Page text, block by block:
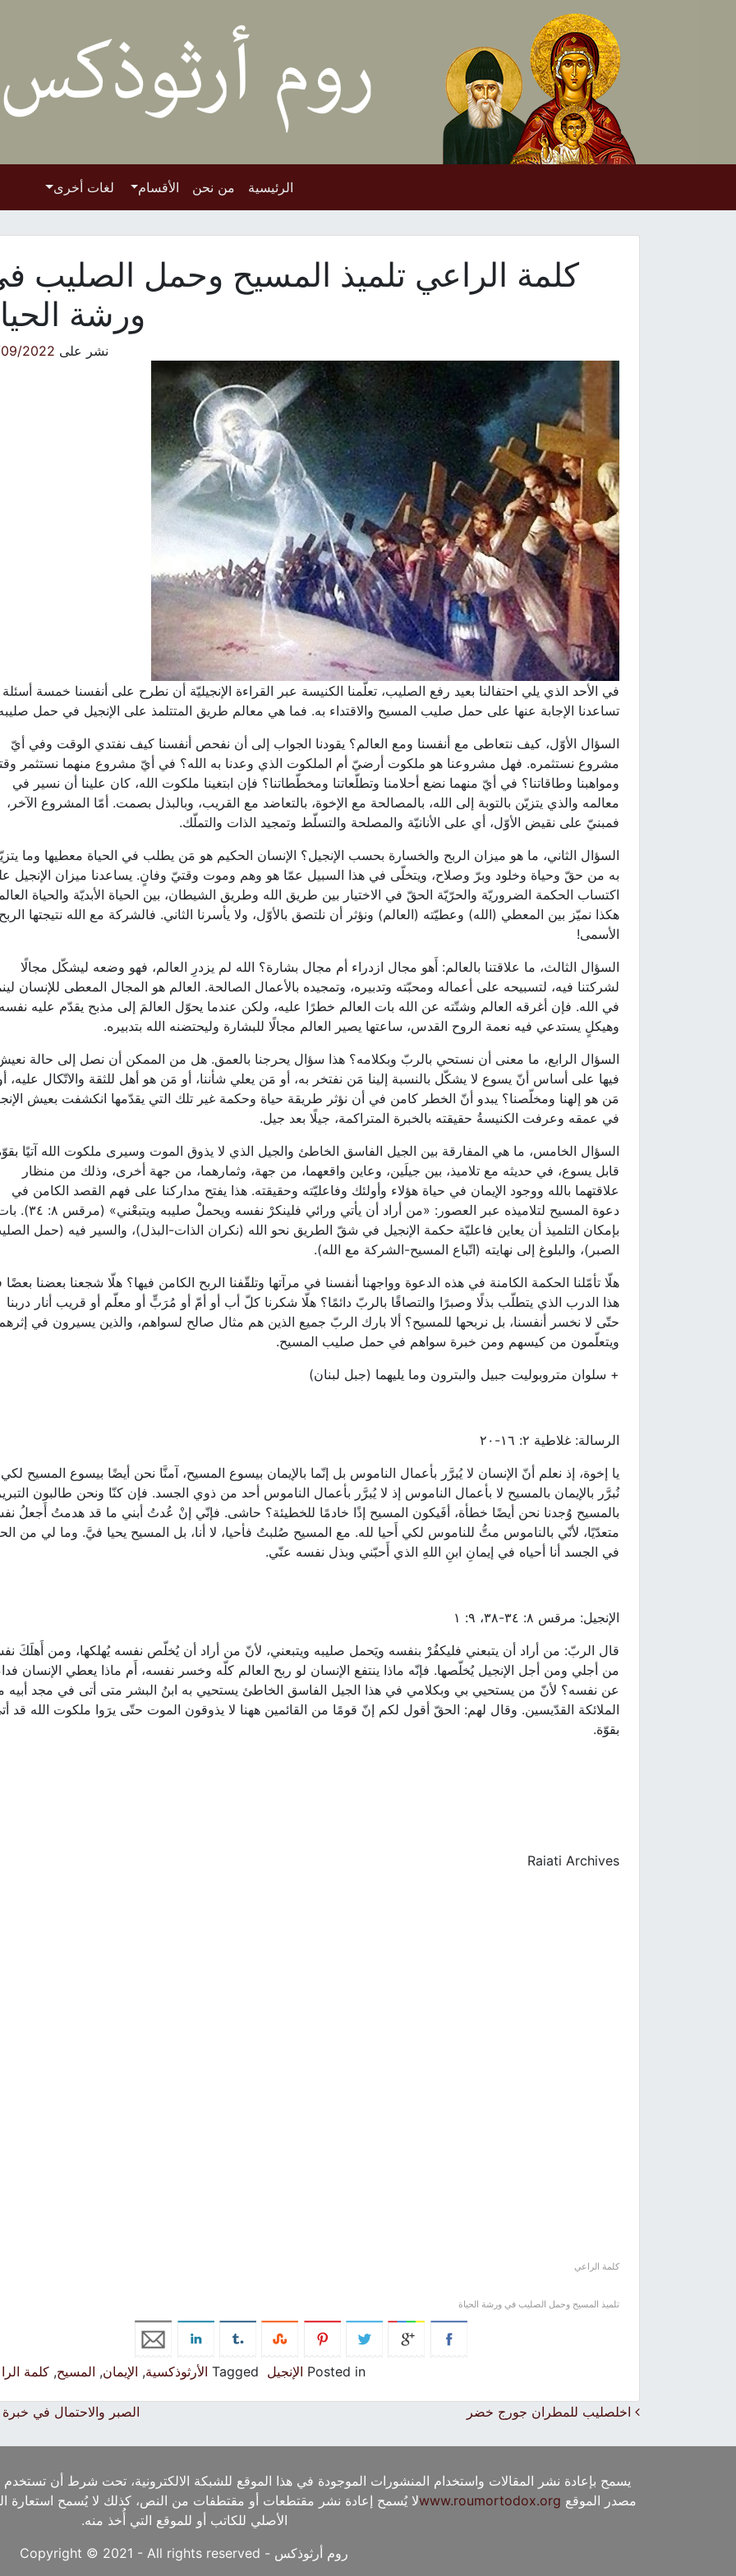
الرئيسية من نحن الأقسام لغات أخرى
كلمة الراعي تلميذ المسيح وحمل الصليب
ورشة
نشر على 09/2022
في الأحد الذي يلي احتفالنا بعيد رفع الصليب، تعلّمنا الكنيسة عبر القراءة الإنجيليّة أن نطرح على أنفسنا خمسة أسئلة
تساعدنا الإجابة عنها على حمل صليب المسيح والاقتداء به. فما هي معالم طريق المتتلمذ على الإنجيل في حمل
السؤال الأوّل، كيف نتعاطى مع أنفسنا ومع العالم؟ يقودنا الجواب إلى أن نفحص أنفسنا كيف نفتدي الوقت وفي أيّ
مشروع نستثمره. فهل مشروعنا هو ملكوت أرضيّ أم الملكوت الذي وعدنا به الله؟ في أيّ مشروع منهما نستثمر
ومواهبنا وطاقاتنا؟ في أيّ منهما نضع أحلامنا وتطلّعاتنا ومخطّطاتنا؟ فإن ابتغينا ملكوت الله، كان علينا أن نسير في
معالمه والذي يتزيّن بالتوبة إلى الله، بالمصالحة مع الإخوة، بالتعاضد مع القريب، وبالبذل بصمت. أمّا المشروع الآخر،
فمبنيّ على نقيض الأوّل، أي على الأنانيّة والمصلحة والتسلّط وتمجيد الذات والتملّك.
السؤال الثاني، ما هو ميزان الربح والخسارة بحسب الإنجيل؟ الإنسان الحكيم هو مَن يطلب في الحياة معطيها وما
به من حقّ وحياة وخلود وبرّ وصلاح، ويتخلّى في هذا السبيل عمّا هو وهم وموت وقتيّ وفانٍ. يساعدنا ميزان الإنجيل
اكتساب الحكمة الضروريّة والحرّيّة الحقّ في الاختيار بين طريق الله وطريق الشيطان، بين الحياة الأبديّة والحياة
هكذا نميّز بين المعطي (الله) وعطيّته (العالم) ونؤثر أن نلتصق بالأوّل، ولا يأسرنا الثاني. فالشركة مع الله نتيجتها الربح
الأسمى!
السؤال الثالث، ما علاقتنا بالعالم: أَهو مجال ازدراء أم مجال بشارة؟ الله لم يزدرِ العالم، فهو وضعه ليشكّل مجالًا
لشركتنا فيه، لتسبيحه على أعماله ومحبّته وتدبيره، وتمجيده بالأعمال الصالحة. العالم هو المجال المعطى للإنسان
في الله. فإن أغرقه العالم وشتّته عن الله بات العالم خطرًا عليه، ولكن عندما يحوّل العالمَ إلى مذبح يقدّم عليه نفسه
وهيكلٍ يستدعي فيه نعمة الروح القدس، ساعتها يصير العالم مجالًا للبشارة وليحتضنه الله بتدبيره.
السؤال الرابع، ما معنى أن نستحي بالربّ وبكلامه؟ هذا سؤال يحرجنا بالعمق. هل من الممكن أن نصل إلى حالة
فيها على أساس أنّ يسوع لا يشكّل بالنسبة إلينا مَن نفتخر به، أو مَن يعلي شأننا، أو مَن هو أهل للثقة والاتّكال عليه،
مَن هو إلهنا ومخلّصنا؟ يبدو أنّ الخطر كامن في أن نؤثر طريقة حياة وحكمة غير تلك التي يقدّمها انكشفت بعيش
في عمقه وعرفت الكنيسةُ حقيقته بالخبرة المتراكمة، جيلًا بعد جيل.
السؤال الخامس، ما هي المفارقة بين الجيل الفاسق الخاطئ والجيل الذي لا يذوق الموت وسيرى ملكوت الله آتيًا
قابل يسوع، في حديثه مع تلاميذ، بين جيلَين، وعاين واقعهما، من جهة، وثمارهما، من جهة أخرى، وذلك من منظار
علاقتهما بالله ووجود الإيمان في حياة هؤلاء وأولئك وفاعليّته وحقيقته. هذا يفتح مداركنا على فهم القصد الكامن في
دعوة المسيح لتلاميذه عبر العصور: «من أراد أن يأتي ورائي فلينكرْ نفسه ويحملْ صليبه
بإمكان التلميذ أن يعاين فاعليّة حكمة الإنجيل في شقّ الطريق نحو الله (نكران الذات-البذل)، والسير فيه (حمل
الصبر)، والبلوغ إلى نهايته (اتّباع المسيح-الشركة مع الله).
هلّا تأمّلنا الحكمة الكامنة في هذه الدعوة وواجهنا أنفسنا في مرآتها وتلقّفنا الربح الكامن فيها؟ هلّا شجعنا بعضنا
هذا الدرب الذي يتطلّب بذلًا وصبرًا والتصاقًا بالربّ دائمًا؟ هلّا شكرنا كلّ أب أو أمّ أو مُرَبٍّ أو معلّم أو قريب أنار دربنا
حتّى لا نخسر أنفسنا، بل نربحها للمسيح؟ ألا بارك الربّ جميع الذين هم مثال صالح لسواهم، والذين يسيرون في
ويتعلّمون من كيسهم ومن خبرة سواهم في حمل صليب المسيح.
+ سلوان متروبوليت جبيل والبترون وما يليهما (جبل لبنان)
الرسالة: غلاطية ٢: ١٦-٢٠
يا إخوة، إذ نعلم أنّ الإنسان لا يُبرَّر بأعمال الناموس بل إنّما بالإيمان بيسوع المسيح، آمنَّا نحن أيضًا بيسوع المسيح لكي
نُبرَّر بالإيمان بالمسيح لا بأعمال الناموس إذ لا يُبرَّر بأعمال الناموس أحد من ذوي الجسد. فإن كنّا ونحن طالبون التبرير
بالمسيح وُجدنا نحن أيضًا خطأة، أفَيكون المسيح إذًا خادمًا للخطيئة؟ حاشى. فإنّي إنْ عُدتُ أبني ما قد هدمتُ أَجعلُ
متعدّيًا، لأنّي بالناموس متُّ للناموس لكي أَحيا لله. مع المسيح صُلبتُ فأحيا، لا أنا، بل المسيح يحيا فيَّ. وما لي من
في الجسد أنا أحياه في إيمانِ ابنِ اللهِ الذي أَحبّني وبذل نفسه عنّي.
الإنجيل: مرقس ٨: ٣٤-٣٨، ٩: ١
قال الربّ: من أراد أن يتبعني فليكفُرْ بنفسه ويَحمل صليبه ويتبعني، لأنّ من أراد أن يُخلّص نفسه يُهلكها، ومن أَهلَكَ
من أجلي ومن أجل الإنجيل يُخلّصها. فإنّه ماذا ينتفع الإنسان لو ربح العالم كلّه وخسر نفسه، أَم ماذا يعطي الإنسان
عن نفسه؟ لأنّ من يستحيي بي وبكلامي في هذا الجيل الفاسق الخاطئ يستحيي به ابنُ البشر متى أتى في مجد أبيه
الملائكة القدّيسين. وقال لهم: الحقّ أقول لكم إنّ قومًا من القائمين ههنا لا يذوقون الموت حتّى يرَوا ملكوت الله قد
بقوّة.
Raiati Archives
كلمة الراعي
تلميذ المسيح وحمل الصليب في ورشة الحياة
Posted in الإنجيل Tagged الأرثوذكسية, الإيمان, المسيح, كلمة
Post navigation
اخلصليب للمطران جورج خضر الصبر والاحتمال في خبرة
يسمح بإعادة نشر المقالات واستخدام المنشورات الموجودة في هذا الموقع للشبكة الالكترونية، تحت شرط أن
مصدر الموقع www.roumortodox.orgلا يُسمح إعادة نشر مقتطعات أو مقتطفات من النص، كذلك لا يُسمح استعارة
الأصلي للكاتب أو للموقع التي أُخذ منه.
روم أرثوذكس - Copyright © 2021 - All rights reserved